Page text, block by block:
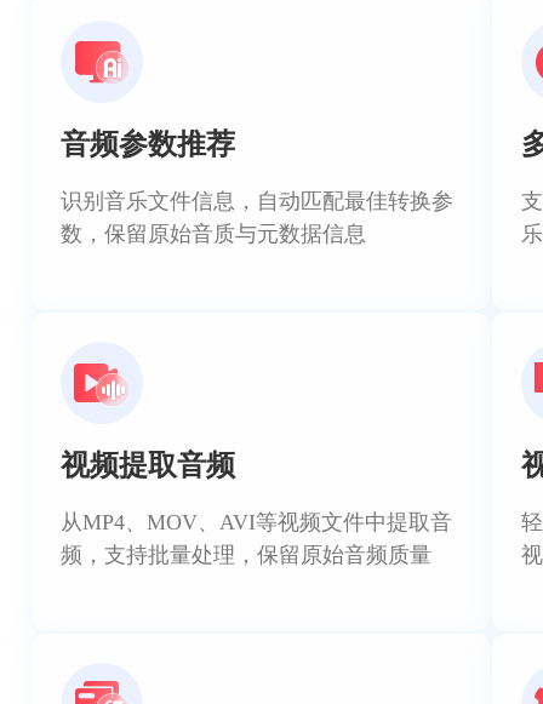
音频参数推荐
识别音乐文件信息，自动匹配最佳转换参
数，保留原始音质与元数据信息
视频提取音频
从MP4、MOV、AVI等视频文件中提取音
频，支持批量处理，保留原始音频质量